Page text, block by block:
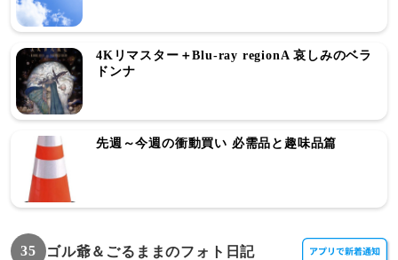
4Kリマスター＋Blu-ray regionA 哀しみのベラ
ドンナ
先週～今週の衝動買い 必需品と趣味品篇
35 ゴル爺＆ごるままのフォト日記